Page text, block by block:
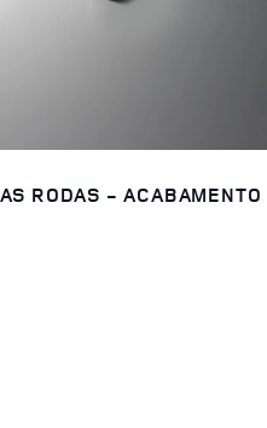
RODAS - ACABAMENTO